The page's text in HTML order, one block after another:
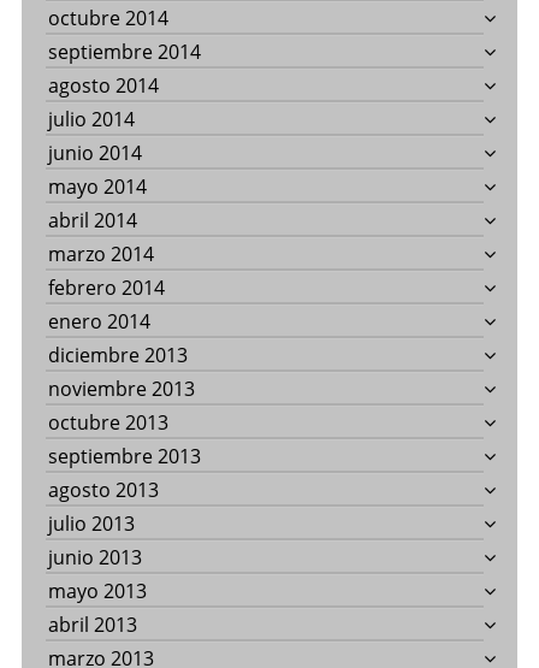
octubre 2014
septiembre 2014
agosto 2014
julio 2014
junio 2014
mayo 2014
abril 2014
marzo 2014
febrero 2014
enero 2014
diciembre 2013
noviembre 2013
octubre 2013
septiembre 2013
agosto 2013
julio 2013
junio 2013
mayo 2013
abril 2013
marzo 2013